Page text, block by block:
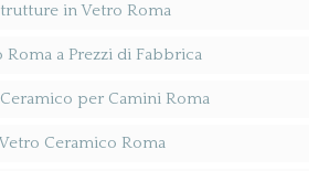
in Vetro Roma
Roma a Prezzi di Fabbrica
per Camini Roma
Ceramico Roma